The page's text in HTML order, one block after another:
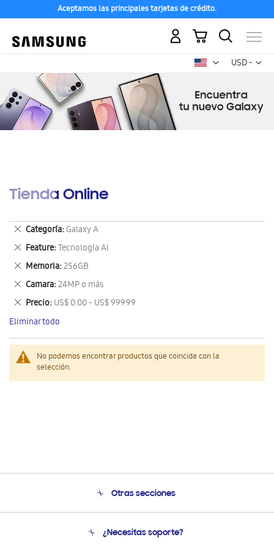
Aceptamos las principales tarjetas de crédito.
USD -
dólar
Mi carrito
Tienda Online
No podemos encontrar productos que coincida con la
selección.
Categoría Galaxy A
Eliminar
este
artículo
Feature Tecnología AI
Eliminar
este
artículo
Memoria 256GB
Eliminar
este
artículo
Camara 24MP o más
Eliminar
este
artículo
Precio US$ 0.00 - US$ 999.99
Eliminar
este
artículo
Eliminar todo
Otras secciones
Soporte
¿Necesitas soporte?